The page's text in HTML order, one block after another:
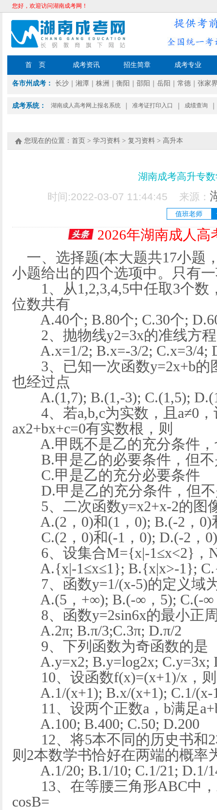
您好，欢迎访问湖南成考网！
首 页 成考资讯 招生简章 成考专业
各市州成考： 长沙 湘潭 株洲 衡阳 邵阳 岳阳 常德 张家
成考系统： 湖南成人高考网上报名系统 准考证打印入口 成绩查询
您现在的位置： 首页 > 学习资料 > 复习资料 > 高升本
湖南成考高升专
时间:2022-03-07 11:44:45 来源：
值班老师
2026年湖南成人高
一、选择题(本大题共17小题
小题给出的四个选项中。只有
1、从1,2,3,4,5中任取3个数
位数共有
A.40个; B.80个; C.30个;
2、抛物线y2=3x的准线方
A.x=1/2; B.x=-3/2; C.x=3/4;
3、已知一次函数y=2x+b的
也经过点
A.(1,7); B.(1,-3); C.(1,5);
4、若a,b,c为实数，且a≠0，
ax2+bx+c=0有实数根，则
A.甲既不是乙的充分条件，
B.甲是乙的必要条件，但不
C.甲是乙的充分必要条件
D.甲是乙的充分条件，但不
5、二次函数y=x2+x-2的图
A.(2，0)和(1，0); B.(-2，0)
C.(2，0)和(-1，0); D.(-2，0)
6、设集合M={x|-1≤x<2}，
A.{x|-1≤x≤1}; B.{x|x>-1};
7、函数y=1/(x-5)的定义域
A.(5，+∞); B.(-∞，5); C.(-∞
8、函数y=2sin6x的最小正
A.2π; B.π/3;C.3π; D.π/2
9、下列函数为奇函数的是
A.y=x2; B.y=log2x; C.y=3x;
10、设函数f(x)=(x+1)/x，则
A.1/(x+1); B.x/(x+1); C.1/(x-
11、设两个正数a，b满足
A.100; B.400; C.50; D.200
12、将5本不同的历史书和2
则2本数学书恰好在两端的概率
A.1/20; B.1/10; C.1/21; D.1/
13、在等腰三角形ABC中，
cosB=